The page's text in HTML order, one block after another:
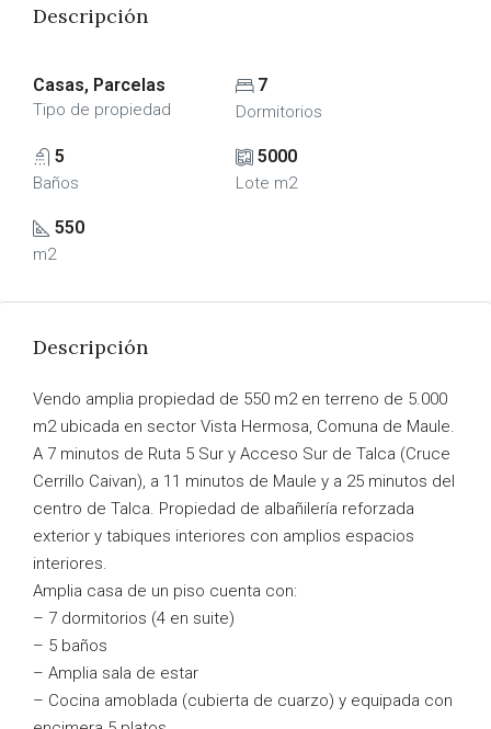
Descripción
Casas, Parcelas
Tipo de propiedad
7
Dormitorios
5
Baños
5000
Lote m2
550
m2
Descripción
Vendo amplia propiedad de 550 m2 en terreno de 5.000
m2 ubicada en sector Vista Hermosa, Comuna de Maule.
A 7 minutos de Ruta 5 Sur y Acceso Sur de Talca (Cruce
Cerrillo Caivan), a 11 minutos de Maule y a 25 minutos del
centro de Talca. Propiedad de albañilería reforzada
exterior y tabiques interiores con amplios espacios
interiores.
Amplia casa de un piso cuenta con:
– 7 dormitorios (4 en suite)
– 5 baños
– Amplia sala de estar
– Cocina amoblada (cubierta de cuarzo) y equipada con